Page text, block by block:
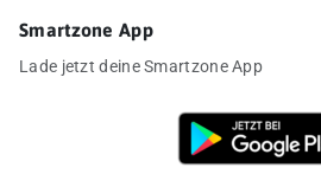
Xiaomi Home
Smartzone App
Lade jetzt deine Smartzone App